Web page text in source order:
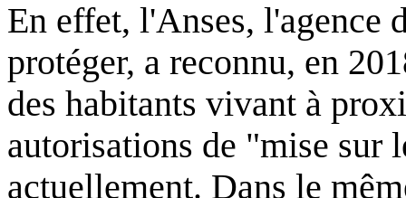
En effet, l'Anses, l'agence
protéger, a reconnu, en
des habitants vivant à
autorisations de "mise sur
actuellement. Dans le